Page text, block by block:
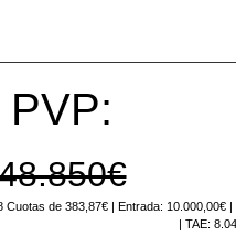
PVP:
Cuotas de 383,87€ | Entrada: 10.000,00€
| TAE: